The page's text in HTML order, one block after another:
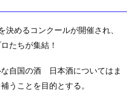
めるコンクールが開催され、
たちが集結！
な自国の酒 日本酒についてはま
うことを目的とする。